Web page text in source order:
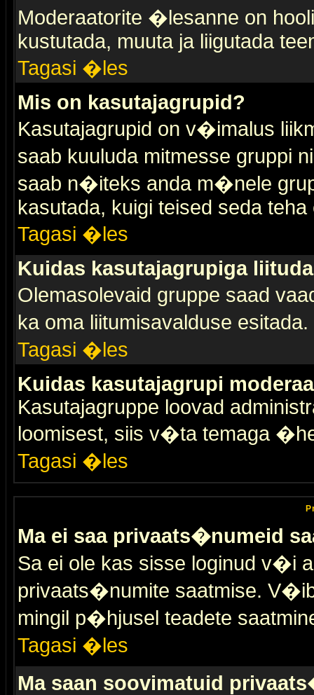
Moderaatorite �lesanne on
kustutada, muuta ja liigutada
Tagasi �les
Mis on kasutajagrupid?
Kasutajagrupid on v�imalus
saab kuuluda mitmesse gruppi
saab n�iteks anda m�nele
kasutada, kuigi teised seda teha
Tagasi �les
Kuidas kasutajagrupiga
Olemasolevaid gruppe saad
ka oma liitumisavalduse
Tagasi �les
Kuidas kasutajagrupi
Kasutajagruppe loovad
loomisest, siis v�ta temaga
Tagasi �les
Ma ei saa privaats�numeid
Sa ei ole kas sisse loginud v�i
privaats�numite saatmise.
mingil p�hjusel teadete
Tagasi �les
Ma saan soovimatuid